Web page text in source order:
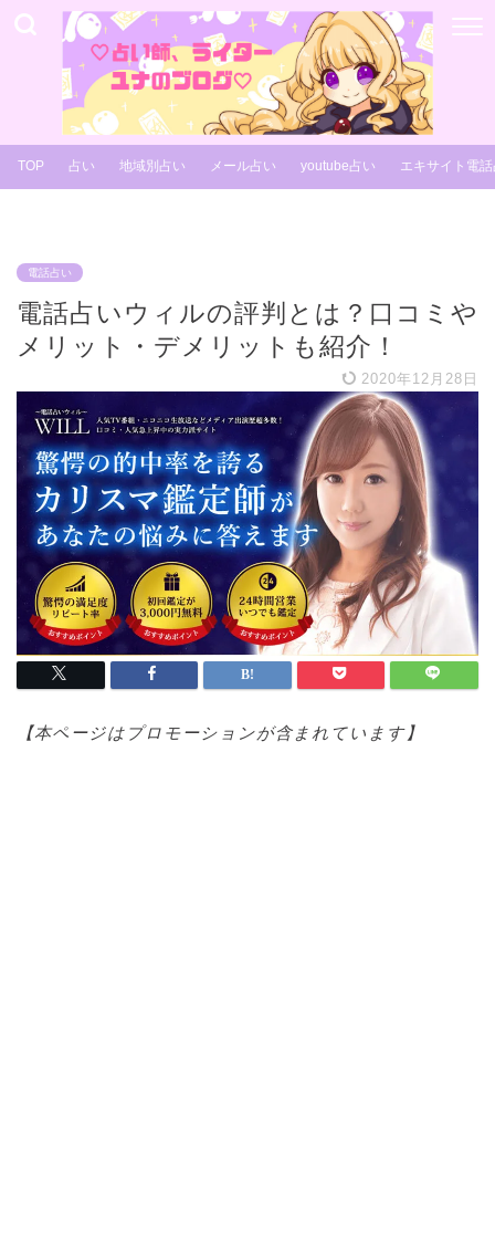
TOP 占い 地域別占い メール占い youtube占い エキサイト電
電話占い
電話占いウィルの評判とは？口コミや
メリット・デメリットも紹介！
2020年12月28日
【本ページはプロモーションが含まれています】